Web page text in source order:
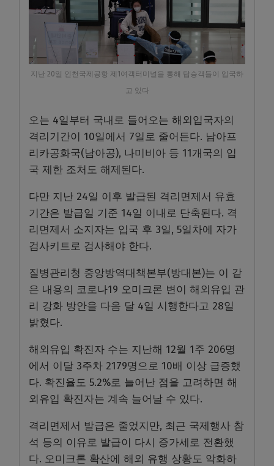
지난 20일 인천국제공항 제1여객터미널을 통해 탑승객들이 입국하
고 있다
오는 4일부터 국내로 들어오는 해외입국자의
격리기간이 10일에서 7일로 줄어든다. 남아프
리카공화국(남아공), 나미비아 등 11개국의 입
국 제한 조처도 해제된다.
다만 지난 24일 이후 발급된 격리면제서 유효
기간은 발급일 기준 14일 이내로 단축된다. 격
리면제서 소지자는 입국 후 3일, 5일차에 자가
검사키트로 검사해야 한다.
질병관리청 중앙방역대책본부(방대본)는 이 같
은 내용의 코로나19 오미크론 변이 해외유입 관
리 강화 방안을 다음 달 4일 시행한다고 28일
밝혔다.
해외유입 확진자 수는 지난해 12월 1주 206명
에서 이달 3주차 2179명으로 10배 이상 급증했
다. 확진율도 5.2%로 늘어난 점을 고려하면 해
외유입 확진자는 계속 늘어날 수 있다.
격리면제서 발급은 줄었지만, 최근 국제행사 참
석 등의 이유로 발급이 다시 증가세로 전환했
다. 오미크론 확산에 해외 유행 상황도 악화하